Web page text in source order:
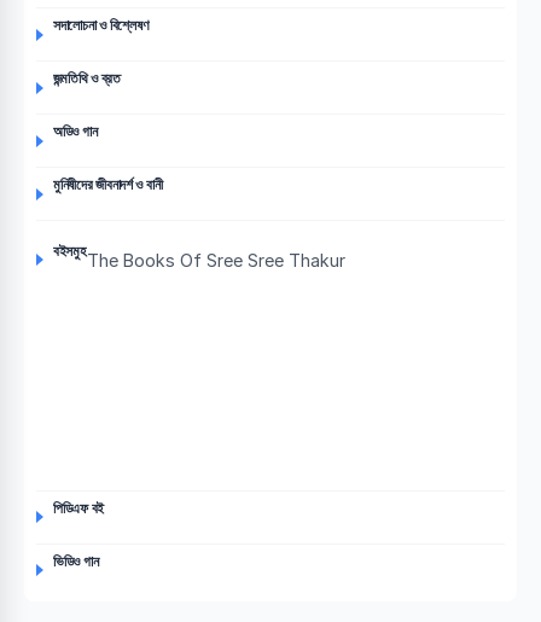
সদালোচনা ও বিশ্লেষণ
জন্মতিথি ও ব্রত
অডিও গান
মুনিষীদের জীবনাদর্শ ও বানী
বইসমুহThe Books Of Sree Sree Thakur
পিডিএফ বই
ভিডিও গান